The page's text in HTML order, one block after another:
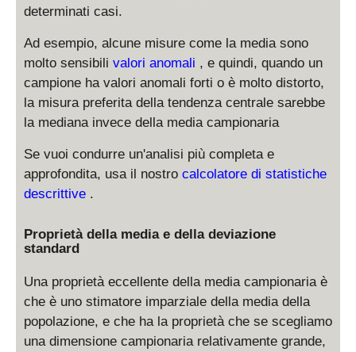
determinati casi.
Ad esempio, alcune misure come la media sono
molto sensibili valori anomali , e quindi, quando un
campione ha valori anomali forti o è molto distorto,
la misura preferita della tendenza centrale sarebbe
la mediana invece della media campionaria
Se vuoi condurre un'analisi più completa e
approfondita, usa il nostro calcolatore di statistiche
descrittive .
Proprietà della media e della deviazione
standard
Una proprietà eccellente della media campionaria è
che è uno stimatore imparziale della media della
popolazione, e che ha la proprietà che se scegliamo
una dimensione campionaria relativamente grande,